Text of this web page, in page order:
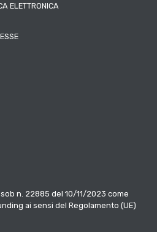
ELETTRONICA
n. 22885 del 10/11/2023 come
ai sensi del Regolamento (UE)